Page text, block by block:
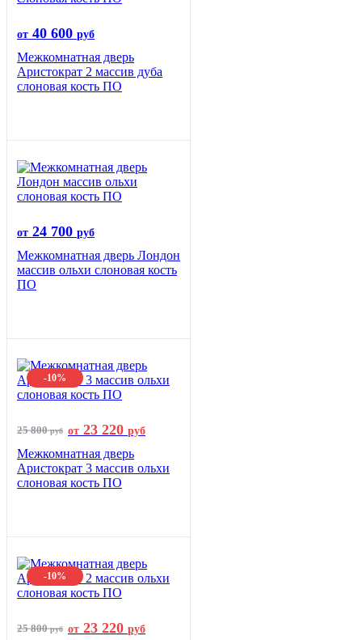
от 40 600 руб
Межкомнатная дверь
Аристократ 2 массив дуба
слоновая кость ПО
от 24 700 руб
Межкомнатная дверь Лондон
массив ольхи слоновая кость
ПО
-10%
25 800руб от 23 220 руб
Межкомнатная дверь
Аристократ 3 массив ольхи
слоновая кость ПО
-10%
25 800руб от 23 220 руб